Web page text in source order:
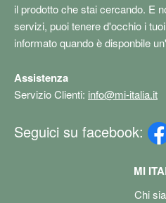
il prodotto che stai cercando. E
servizi, puoi tenere d'occhio i
informato quando è disponbile
Assistenza
Servizio Clienti: info@mi-italia.it
Seguici su facebook:
MI
Chi